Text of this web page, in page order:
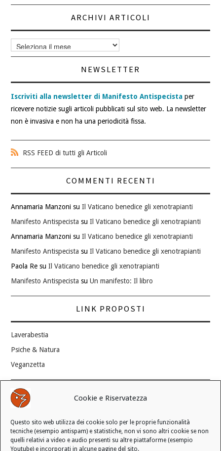
Cookie e Riservatezza
Questo sito web utilizza dei cookie solo per le proprie funzionalità
tecniche (esempio antispam) e statistiche, non vi sono altri cookie se non
quelli relativi a video e audio presenti su altre piattaforme (esempio
Youtube) e incorporati in alcune pagine del sito.
ARCHIVI ARTICOLI
Archivi
articoli
NEWSLETTER
Iscriviti alla newsletter di Manifesto Antispecista per
ricevere notizie sugli articoli pubblicati sul sito web. La newsletter
non è invasiva e non ha una periodicità fissa.
RSS FEED di tutti gli Articoli
COMMENTI RECENTI
Annamaria Manzoni suIl Vaticano benedice gli xenotrapianti
Manifesto Antispecista suIl Vaticano benedice gli xenotrapianti
Annamaria Manzoni suIl Vaticano benedice gli xenotrapianti
Manifesto Antispecista suIl Vaticano benedice gli xenotrapianti
Paola Re suIl Vaticano benedice gli xenotrapianti
Manifesto Antispecista suUn manifesto: Il libro
LINK PROPOSTI
Laverabestia
Psiche & Natura
Veganzetta
Modifica consenso ai cookie
REVOCA IL TUO CONSENSO
Stato attuale: Negato